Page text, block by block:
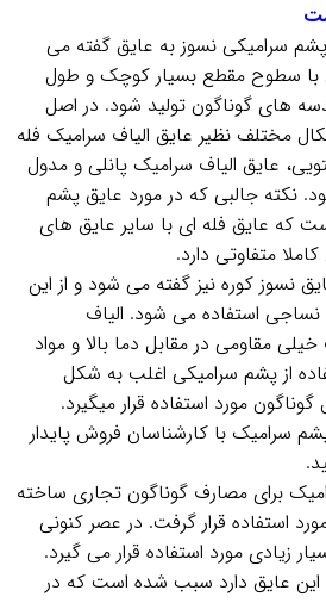
سرامیکی نسوز به عایق گفته می
با سطوح مقطع بسیار کوچک و طول
های گوناگون تولید شود. در اصل
مختلف نظیر عایق الیاف سرامیک فله
عایق الیاف سرامیک پانلی و مدول
نکته جالبی که در مورد عایق پشم
که عایق فله ای با سایر عایق های
متفاوتی دارد.
نسوز کوره نیز گفته می شود و از این
نساجی استفاده می شود. الیاف
مقاومی در مقابل دما بالا و مواد
از پشم سرامیکی اغلب به شکل
مورد استفاده قرار میگیرد.
سرامیک با کارشناسان فروش پایدار
پشم سرامیک برای مصارف گوناگون تجاری ساخته
استفاده قرار گرفت. در عصر کنونی
زیادی مورد استفاده قرار می گیرد.
این عایق دارد سبب شده است که در